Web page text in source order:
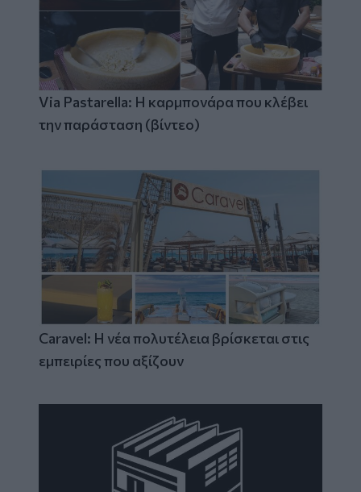
Via Pastarella: Η καρμπονάρα που κλέβει
την παράσταση (βίντεο)
Caravel: Η νέα πολυτέλεια βρίσκεται στις
εμπειρίες που αξίζουν